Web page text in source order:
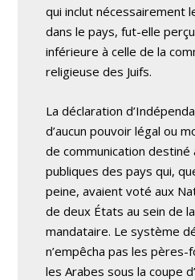
qui inclut nécessairement
dans le pays, fut-elle
inférieure à celle de la
religieuse des Juifs.
La déclaration
d’aucun pouvoir légal ou
de communication destiné
publiques des pays qui,
peine, avaient voté aux
de deux États au sein de
mandataire. Le système
n’empêcha pas les
les Arabes sous la coupe